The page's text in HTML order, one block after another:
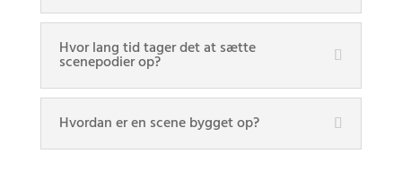
Hvor lang tid tager det at sætte
scenepodier op?
Hvordan er en scene bygget op?